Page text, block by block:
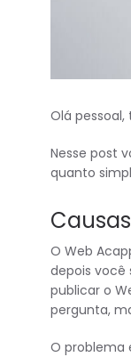
Olá
Nesse post
quanto
O Web
depois
publicar o
pergunta,
O problema